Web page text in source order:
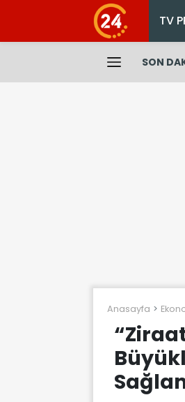
TV
SON
Anasayfa